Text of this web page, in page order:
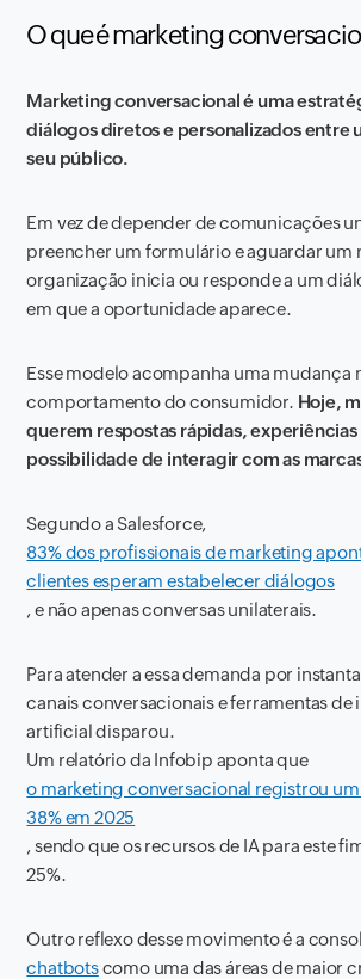
O que é marketing
Marketing conversacional é uma
diálogos diretos e personalizados entre
seu público.
Em vez de depender de comunicações
preencher um formulário e aguardar um
organização inicia ou responde a um
em que a oportunidade aparece.
Esse modelo acompanha uma mudança
comportamento do consumidor. Hoje,
querem respostas rápidas, experiências
possibilidade de interagir com as
Segundo a Salesforce,
83% dos profissionais de marketing
clientes esperam estabelecer diálogos
, e não apenas conversas unilaterais.
Para atender a essa demanda por
canais conversacionais e ferramentas de
artificial disparou.
Um relatório da Infobip aponta que
o marketing conversacional registrou
38% em 2025
, sendo que os recursos de IA para este
25%.
Outro reflexo desse movimento é a
chatbotscomo uma das áreas de maior